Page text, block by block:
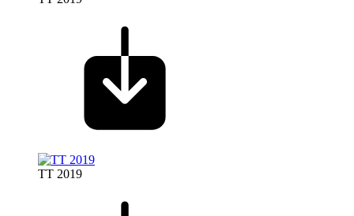
TT 2019